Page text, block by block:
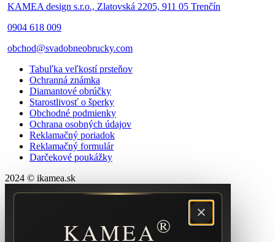
KAMEA design s.r.o., Zlatovská 2205, 911 05 Trenčín
0904 618 009
obchod@svadobneobrucky.com
Tabuľka veľkostí prsteňov
Ochranná známka
Diamantové obrúčky
Starostlivosť o šperky
Obchodné podmienky
Ochrana osobných údajov
Reklamačný poriadok
Reklamačný formulár
Darčekové poukážky
2024 © ikamea.sk
×
KAMEA®